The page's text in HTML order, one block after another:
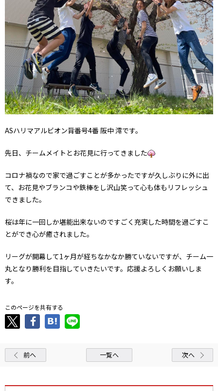
ASハリマアルビオン背番号4番 阪中 澪です。
先日、チームメイトとお花見に行ってきました
コロナ禍なので家で過ごすことが多かったですが久しぶりに外に出
て、お花見やブランコや鉄棒をし沢山笑って心も体もリフレッシュ
できました。
桜は年に一回しか堪能出来ないのですごく充実した時間を過ごすこ
とができ心が癒されました。
リーグが開幕して1ヶ月が経ちなかなか勝ていないですが、チーム一
丸となり勝利を目指していきたいです。応援よろしくお願いしま
す。
このページを共有する
前へ 一覧へ 次へ